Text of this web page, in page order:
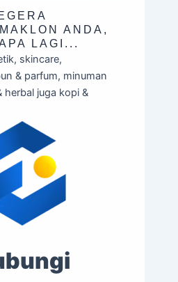
ANDA,
LAGI...
skincare,
& parfum, minuman
herbal juga kopi &